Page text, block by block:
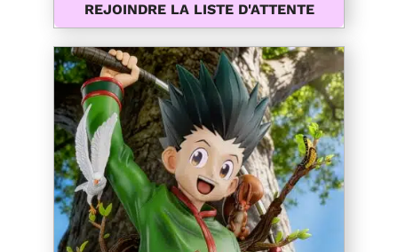
REJOINDRE LA LISTE D'ATTENTE
AJOUTER AU PANIER
/
DETAILS